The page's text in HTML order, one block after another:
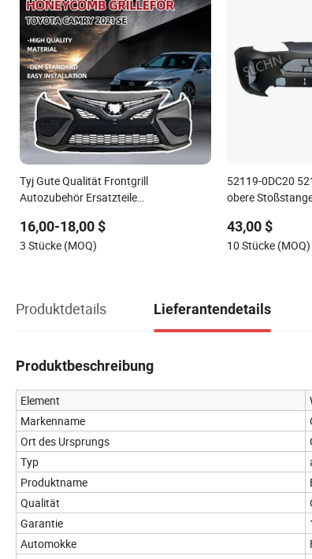
Tyj Gute Qualität Frontgrill
Autozubehör Ersatzteile
2021 Se
16,00-18,00 $
3 Stücke (MOQ)
52119-0DC20
obere
43,00 $
10 Stücke (MOQ)
Produktdetails Lieferantendetails
Produktbeschreibung
Element
Markenname
Ort des Ursprungs
Typ
Produktname
Qualität
Garantie
Automokke